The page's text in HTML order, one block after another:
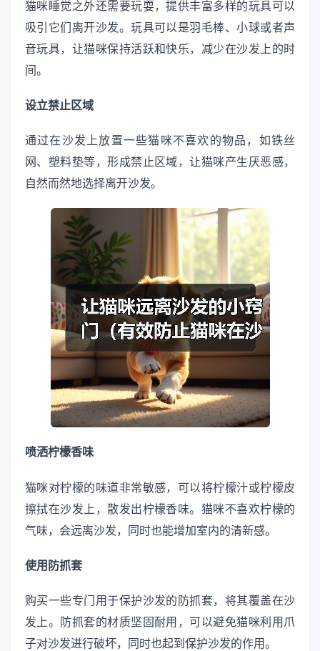
猫咪睡觉之外还需要玩耍，提供丰富多样的玩具可以
吸引它们离开沙发。玩具可以是羽毛棒、小球或者声
音玩具，让猫咪保持活跃和快乐，减少在沙发上的时
间。
设立禁止区域
通过在沙发上放置一些猫咪不喜欢的物品，如铁丝
网、塑料垫等，形成禁止区域，让猫咪产生厌恶感，
自然而然地选择离开沙发。
喷洒柠檬香味
猫咪对柠檬的味道非常敏感，可以将柠檬汁或柠檬皮
擦拭在沙发上，散发出柠檬香味。猫咪不喜欢柠檬的
气味，会远离沙发，同时也能增加室内的清新感。
使用防抓套
购买一些专门用于保护沙发的防抓套，将其覆盖在沙
发上。防抓套的材质坚固耐用，可以避免猫咪利用爪
子对沙发进行破坏，同时也起到保护沙发的作用。